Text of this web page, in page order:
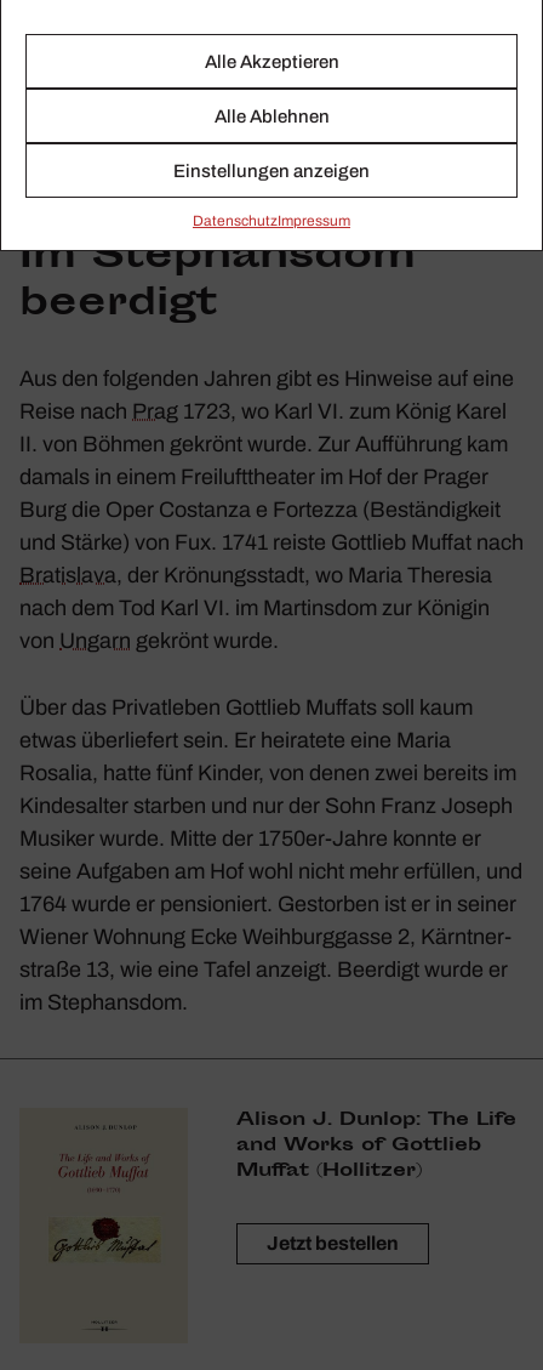
Alle Akzeptieren
Alle Ablehnen
Einstellungen anzeigen
Daten­schutzImpressum
Nach­folge seines Vaters Joseph I. die Regie­rung
über­nommen und war ein großer Mäzen der Künste.
Als Musik­lehrer der kaiser­li­chen Familie gab Gott­lieb
Muffat auch Fürstin Maria Theresia, der späteren
Gemahlin von Kaiser Franz Stephan, Unter­richt.
Im Stephansdom
beer­digt
Aus den folgenden Jahren gibt es Hinweise auf eine
Reise nach Prag 1723, wo Karl VI. zum König Karel
II. von Böhmen gekrönt wurde. Zur Auffüh­rung kam
damals in einem Frei­luft­theater im Hof der Prager
Burg die Oper Costanza e Fortezza (Bestän­dig­keit
und Stärke) von Fux. 1741 reiste Gott­lieb Muffat nach
Bratis­lava, der Krönungs­stadt, wo Maria Theresia
nach dem Tod Karl VI. im Martinsdom zur Königin
von Ungarn gekrönt wurde.
Über das Privat­leben Gott­lieb Muffats soll kaum
etwas über­lie­fert sein. Er heira­tete eine Maria
Rosalia, hatte fünf Kinder, von denen zwei bereits im
Kindes­alter starben und nur der Sohn Franz Joseph
Musiker wurde. Mitte der 1750er-Jahre konnte er
seine Aufgaben am Hof wohl nicht mehr erfüllen, und
1764 wurde er pensio­niert. Gestorben ist er in seiner
Wiener Wohnung Ecke Weih­burg­gasse 2, Kärnt­ner­
straße 13, wie eine Tafel anzeigt. Beer­digt wurde er
im Stephansdom.
Alison J. Dunlop: The Life
and Works of Gott­lieb
Muffat (Hollitzer)
Jetzt bestellen